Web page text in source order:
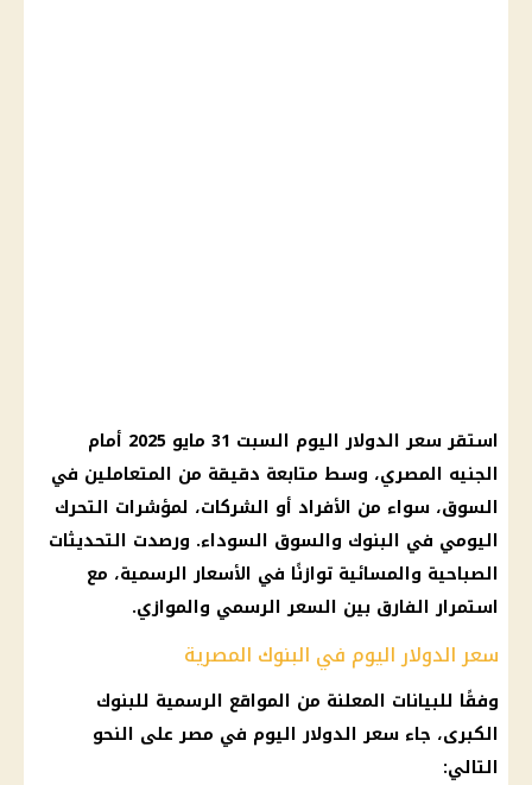
استقر سعر الدولار اليوم السبت 31 مايو 2025 أمام
الجنيه المصري، وسط متابعة دقيقة من المتعاملين في
السوق، سواء من الأفراد أو الشركات، لمؤشرات التحرك
اليومي في البنوك والسوق السوداء. ورصدت التحديثات
الصباحية والمسائية توازنًا في الأسعار الرسمية، مع
استمرار الفارق بين السعر الرسمي والموازي.
سعر الدولار اليوم في البنوك المصرية
وفقًا للبيانات المعلنة من المواقع الرسمية للبنوك
الكبرى، جاء سعر الدولار اليوم في مصر على النحو
التالي: